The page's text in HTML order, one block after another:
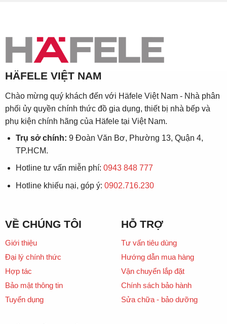
HÄFELE VIỆT NAM
Chào mừng quý khách đến với Häfele Việt Nam - Nhà phân
phối ủy quyền chính thức đồ gia dụng, thiết bị nhà bếp và
phụ kiện chính hãng của Häfele tại Việt Nam.
Trụ sở chính: 9 Đoàn Văn Bơ, Phường 13, Quận 4,
TP.HCM.
Hotline tư vấn miễn phí: 0943 848 777
Hotline khiếu nại, góp ý: 0902.716.230
VỀ CHÚNG TÔI
Giới thiệu
Đại lý chính thức
Hợp tác
Bảo mật thông tin
Tuyển dụng
HỖ TRỢ
Tư vấn tiêu dùng
Hướng dẫn mua hàng
Vận chuyển lắp đặt
Chính sách bảo hành
Sửa chữa - bảo dưỡng